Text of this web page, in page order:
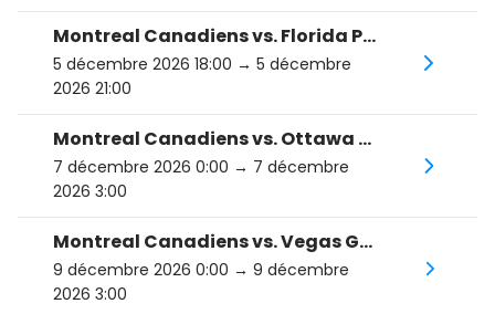
Montreal Canadiens vs. Florida Panthers
5 décembre 2026 18:00 → 5 décembre
2026 21:00
Montreal Canadiens vs. Ottawa Senators
7 décembre 2026 0:00 → 7 décembre
2026 3:00
Montreal Canadiens vs. Vegas Golden Knights
9 décembre 2026 0:00 → 9 décembre
2026 3:00